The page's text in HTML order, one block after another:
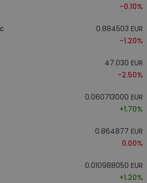
-0.10%
0.884503 EUR
-1.20%
47.030 EUR
-2.50%
0.060713000 EUR
+1.70%
0.864877 EUR
0.00%
0.010988050 EUR
+1.20%